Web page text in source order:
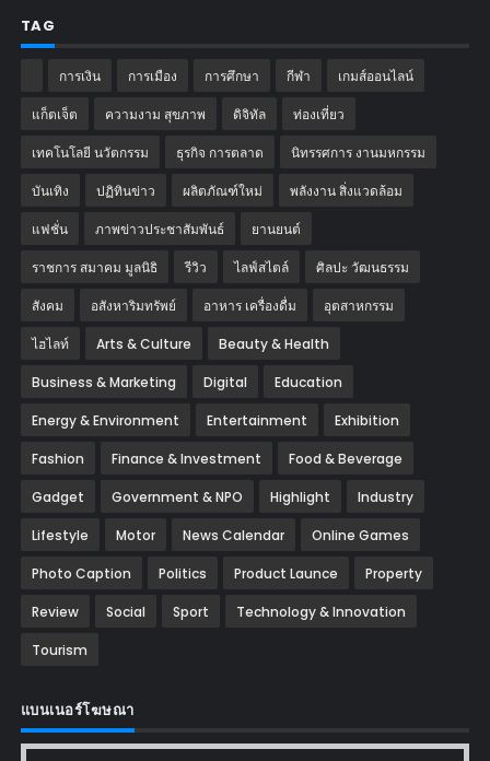
TAG
การเงิน การเมือง การศึกษา กีฬา เกมส์ออนไลน์
แก็ตเจ็ต ความงาม สุขภาพ ดิจิทัล ท่องเที่ยว
เทคโนโลยี นวัตกรรม ธุรกิจ การตลาด นิทรรศการ งานมหกรรม
บันเทิง ปฏิทินข่าว ผลิตภัณฑ์ใหม่ พลังงาน สิ่งแวดล้อม
แฟชั่น ภาพข่าวประชาสัมพันธ์ ‎ยานยนต์‎
ราชการ สมาคม มูลนิธิ รีวิว ไลฟ์สไตล์ ศิลปะ วัฒนธรรม
สังคม อสังหาริมทรัพย์ อาหาร เครื่องดื่ม อุตสาหกรรม
ไฮไลท์ Arts & Culture Beauty & Health
Business & Marketing Digital Education
Energy & Environment Entertainment Exhibition
Fashion Finance & Investment Food & Beverage
Gadget Government & NPO Highlight Industry
Lifestyle Motor News Calendar Online Games
Photo Caption Politics Product Launce Property
Review Social Sport Technology & Innovation
Tourism
แบนเนอร์โฆษณา